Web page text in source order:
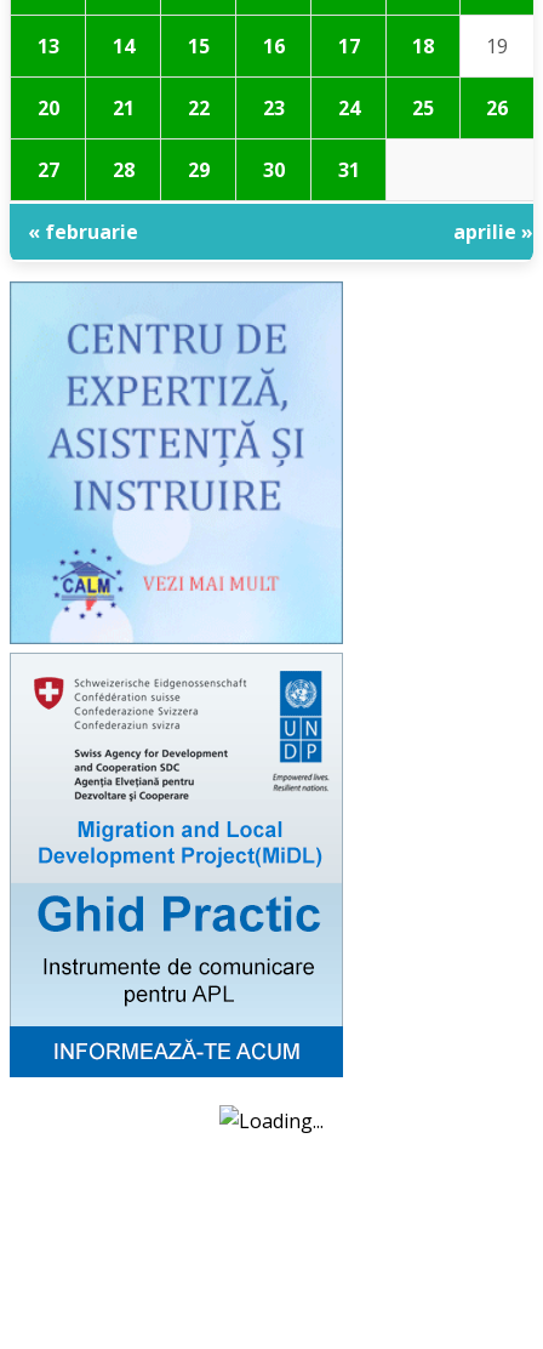
13 14 15 16 17 18 19
20 21 22 23 24 25 26
27 28 29 30 31
« februarie aprilie »